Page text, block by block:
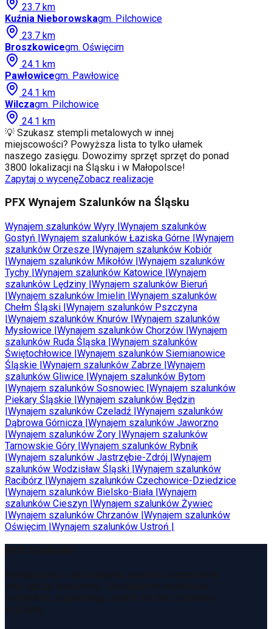
23.7 km
Kuźnia Nieborowskagm. Pilchowice
23.7 km
Broszkowicegm. Oświęcim
24.1 km
Pawłowicegm. Pawłowice
24.1 km
Wilczagm. Pilchowice
24.1 km
💡 Szukasz stempli metalowych w innej
miejscowości? Powyższa lista to tylko ułamek
naszego zasięgu. Dowozimy sprzęt sprzęt do ponad
3800 lokalizacji na Śląsku i w Małopolsce!
Zapytaj o wycenęZobacz realizacje
PFX Wynajem Szalunków na Śląsku
Wynajem szalunków Wyry Wynajem szalunków
Gostyń Wynajem szalunków Łaziska Górne Wynajem
szalunków Orzesze Wynajem szalunków Kobiór
Wynajem szalunków Mikołów Wynajem szalunków
Tychy Wynajem szalunków Katowice Wynajem
szalunków Lędziny Wynajem szalunków Bieruń
Wynajem szalunków Imielin Wynajem szalunków
Chełm Śląski Wynajem szalunków Pszczyna
Wynajem szalunków Knurów Wynajem szalunków
Mysłowice Wynajem szalunków Chorzów Wynajem
szalunków Ruda Śląska Wynajem szalunków
Świętochłowice Wynajem szalunków Siemianowice
Śląskie Wynajem szalunków Zabrze Wynajem
szalunków Gliwice Wynajem szalunków Bytom
Wynajem szalunków Sosnowiec Wynajem szalunków
Piekary Śląskie Wynajem szalunków Będzin
Wynajem szalunków Czeladź Wynajem szalunków
Dąbrowa Górnicza Wynajem szalunków Jaworzno
Wynajem szalunków Żory Wynajem szalunków
Tarnowskie Góry Wynajem szalunków Rybnik
Wynajem szalunków Jastrzębie-Zdrój Wynajem
szalunków Wodzisław Śląski Wynajem szalunków
Racibórz Wynajem szalunków Czechowice-Dziedzice
Wynajem szalunków Bielsko-Biała Wynajem
szalunków Cieszyn Wynajem szalunków Żywiec
Wynajem szalunków Chrzanów Wynajem szalunków
Oświęcim Wynajem szalunków Ustroń